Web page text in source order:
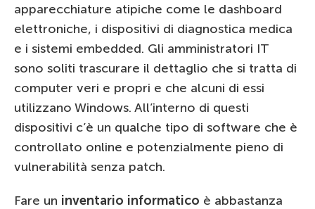
apparecchiature atipiche come le dashboard
elettroniche, i dispositivi di diagnostica medica
e i sistemi embedded. Gli amministratori IT
sono soliti trascurare il dettaglio che si tratta di
computer veri e propri e che alcuni di essi
utilizzano Windows. All’interno di questi
dispositivi c’è un qualche tipo di software che è
controllato online e potenzialmente pieno di
vulnerabilità senza patch.
Fare un inventario informatico è abbastanza